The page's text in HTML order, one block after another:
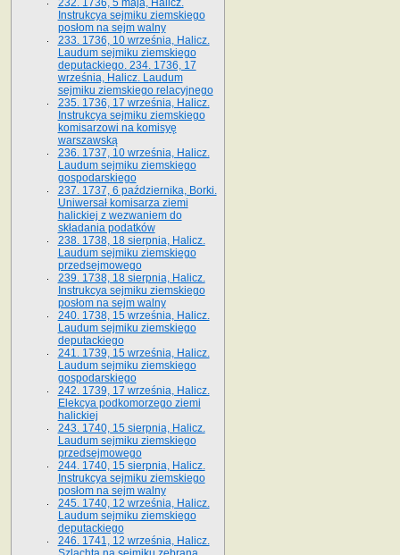
232. 1736, 5 maja, Halicz.
Instrukcya sejmiku ziemskiego
posłom na sejm walny
233. 1736, 10 września, Halicz.
Laudum sejmiku ziemskiego
deputackiego. 234. 1736, 17
września, Halicz. Laudum
sejmiku ziemskiego relacyjnego
235. 1736, 17 września, Halicz.
Instrukcya sejmiku ziemskiego
komisarzowi na komisyę
warszawską
236. 1737, 10 września, Halicz.
Laudum sejmiku ziemskiego
gospodarskiego
237. 1737, 6 października, Borki.
Uniwersał komisarza ziemi
halickiej z wezwaniem do
składania podatków
238. 1738, 18 sierpnia, Halicz.
Laudum sejmiku ziemskiego
przedsejmowego
239. 1738, 18 sierpnia, Halicz.
Instrukcya sejmiku ziemskiego
posłom na sejm walny
240. 1738, 15 września, Halicz.
Laudum sejmiku ziemskiego
deputackiego
241. 1739, 15 września, Halicz.
Laudum sejmiku ziemskiego
gospodarskiego
242. 1739, 17 września, Halicz.
Elekcya podkomorzego ziemi
halickiej
243. 1740, 15 sierpnia, Halicz.
Laudum sejmiku ziemskiego
przedsejmowego
244. 1740, 15 sierpnia, Halicz.
Instrukcya sejmiku ziemskiego
posłom na sejm walny
245. 1740, 12 września, Halicz.
Laudum sejmiku ziemskiego
deputackiego
246. 1741, 12 września, Halicz.